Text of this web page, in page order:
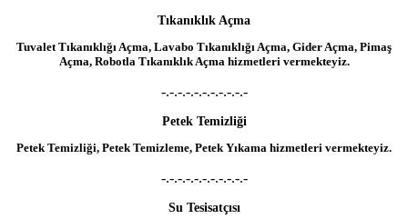
Tıkanıklık Açma
Tuvalet Tıkanıklığı Açma, Lavabo Tıkanıklığı Açma, Gider Açma, Pimaş
Açma, Robotla Tıkanıklık Açma hizmetleri vermekteyiz.
-.-.-.-.-.-.-.-.-.-.-
Petek Temizliği
Petek Temizliği, Petek Temizleme, Petek Yıkama hizmetleri vermekteyiz.
-.-.-.-.-.-.-.-.-.-.-
Su Tesisatçısı